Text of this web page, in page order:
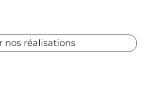
nos réalisations